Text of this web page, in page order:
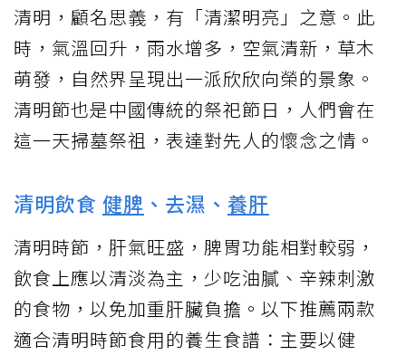
清明，顧名思義，有「清潔明亮」之意。此
時，氣溫回升，雨水增多，空氣清新，草木
萌發，自然界呈現出一派欣欣向榮的景象。
清明節也是中國傳統的祭祀節日，人們會在
這一天掃墓祭祖，表達對先人的懷念之情。
清明飲食 健脾 、去濕、 養肝
清明時節，肝氣旺盛，脾胃功能相對較弱，
飲食上應以清淡為主，少吃油膩、辛辣刺激
的食物，以免加重肝臟負擔。以下推薦兩款
適合清明時節食用的養生食譜：主要以健